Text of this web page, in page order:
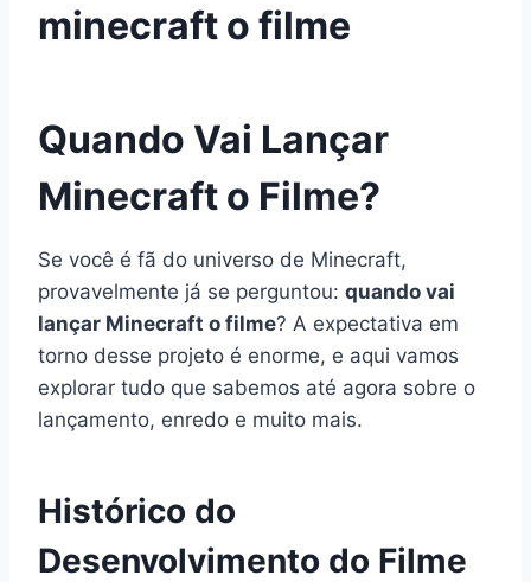
minecraft o filme
Quando Vai Lançar
Minecraft o Filme?
Se você é fã do universo de Minecraft,
provavelmente já se perguntou: quando vai
lançar Minecraft o filme? A expectativa em
torno desse projeto é enorme, e aqui vamos
explorar tudo que sabemos até agora sobre o
lançamento, enredo e muito mais.
Histórico do
Desenvolvimento do Filme